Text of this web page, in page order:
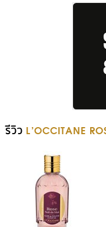
รีวิว L'OCCITANE